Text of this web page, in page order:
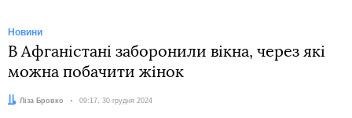
Новини
В Афганістані заборонили вікна, через які
можна побачити жінок
Автор:
Ліза Бровко Дата:
09:17, 30 грудня 2024